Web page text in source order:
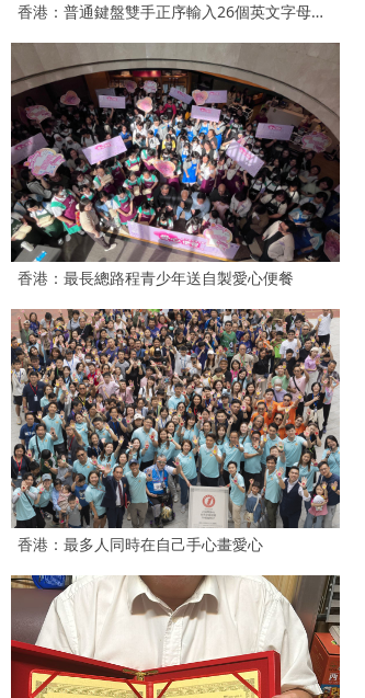
香港：普通鍵盤雙手正序輸入26個英文字母（A-Z）最快——周昊暄
香港：最長總路程青少年送自製愛心便餐
香港：最多人同時在自己手心畫愛心